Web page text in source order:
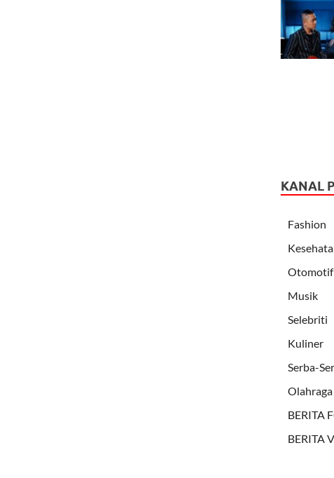
KANAL
Fashion
Otomotif
Musik
Selebriti
Kuliner
Serba-
Olahraga
BERITA
BERITA